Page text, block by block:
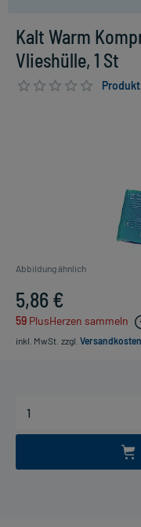
Kalt Warm
Vlieshülle, 1 St
Abbildung ähnlich
5,86 €
59 PlusHerzen sammeln
inkl. MwSt. zzgl. Versandkosten